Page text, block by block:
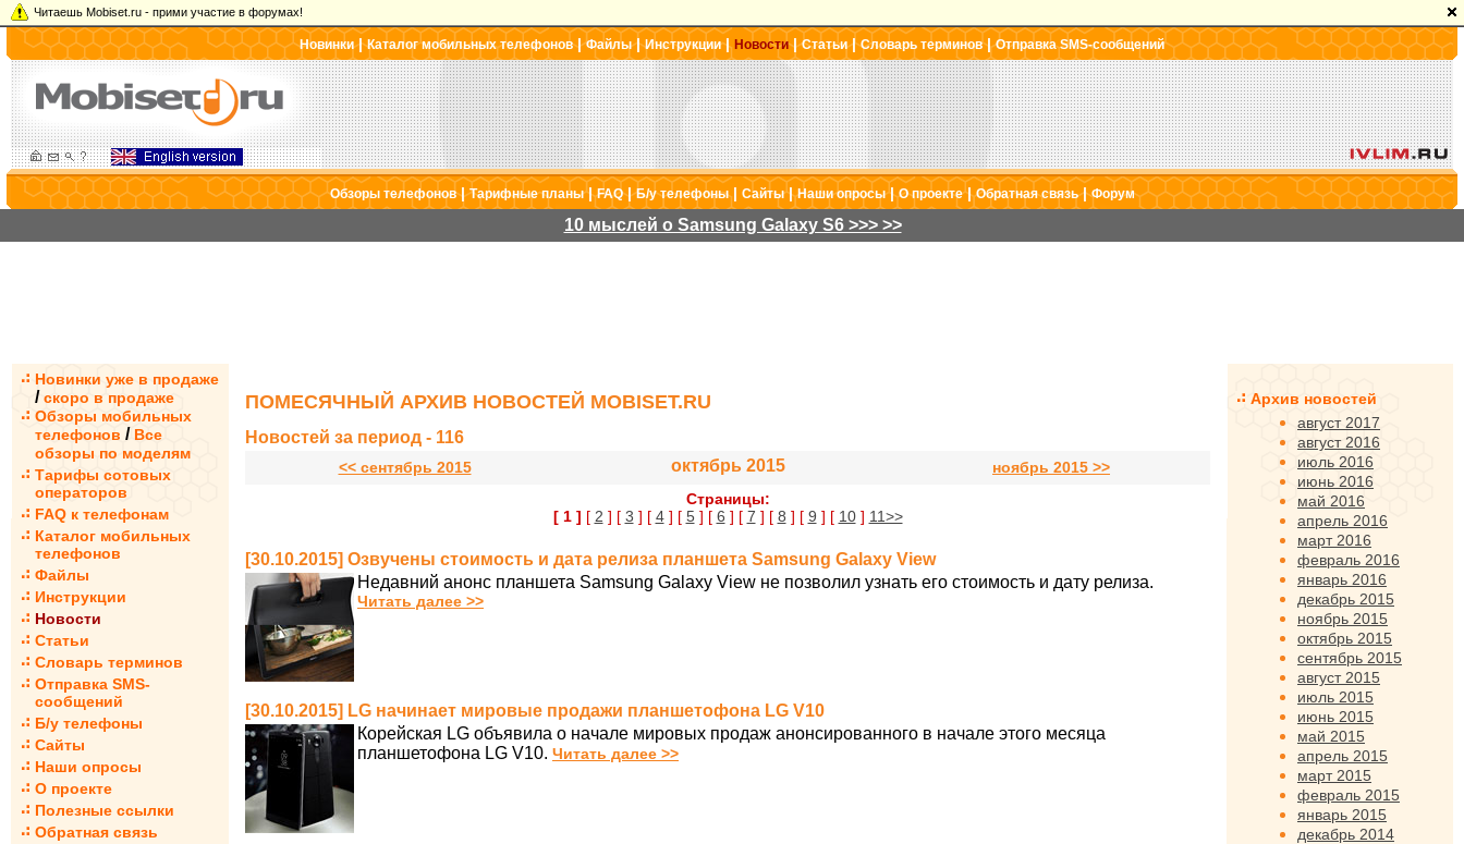
Читаешь Mobiset.ru - прими участие в форумах!
Новинки|Каталог мобильных телефонов|Файлы|Инструкции| Новости|Статьи|Словарь терминов|Отправка SMS-сообщений
Обзоры телефонов|Тарифные планы|FAQ|Б/у телефоны| Сайты|Наши опросы|О проекте|Обратная связь|Форум
10 мыслей о Samsung Galaxy S6 >>> >>
Новинки уже в продаже
/ скоро в продаже
Обзоры мобильных
телефонов / Все
обзоры по моделям
Тарифы сотовых
операторов
FAQ к телефонам
Каталог мобильных
телефонов
Файлы
Инструкции
Новости
Статьи
Словарь терминов
Отправка SMS-
сообщений
Б/у телефоны
Сайты
Наши опросы
О проекте
Полезные ссылки
Обратная связь
ПОМЕСЯЧНЫЙ АРХИВ НОВОСТЕЙ MOBISET.RU
Новостей за период - 116
<< сентябрь 2015 октябрь 2015
ноябрь 2015 >>
Страницы:
[ 1 ] [ 2 ] [ 3 ] [ 4] [ 5] [ 6 ] [ 7 ] [ 8 ] [ 9 ] [ 10] 11>>
[30.10.2015] Озвучены стоимость и дата релиза планшета Samsung Galaxy View
Недавний анонс планшета Samsung Galaxy View не позволил узнать его стоимость и дату релиза.
Читать далее >>
[30.10.2015] LG начинает мировые продажи планшетофона LG V10
Корейская LG объявила о начале мировых продаж анонсированного в начале этого месяца
планшетофона LG V10. Читать далее >>
Архив новостей
август 2017
август 2016
июль 2016
июнь 2016
май 2016
апрель 2016
март 2016
февраль 2016
январь 2016
декабрь 2015
ноябрь 2015
октябрь 2015
сентябрь 2015
август 2015
июль 2015
июнь 2015
май 2015
апрель 2015
март 2015
февраль 2015
январь 2015
декабрь 2014